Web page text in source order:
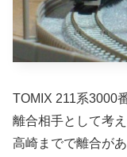
TOMIX 211系3000
離合相手として考
高崎までで離合が